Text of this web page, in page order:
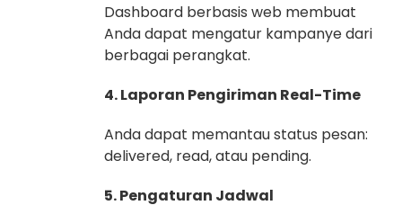
Dashboard berbasis web membuat
Anda dapat mengatur kampanye dari
berbagai perangkat.
4. Laporan Pengiriman Real-Time
Anda dapat memantau status pesan:
delivered, read, atau pending.
5. Pengaturan Jadwal